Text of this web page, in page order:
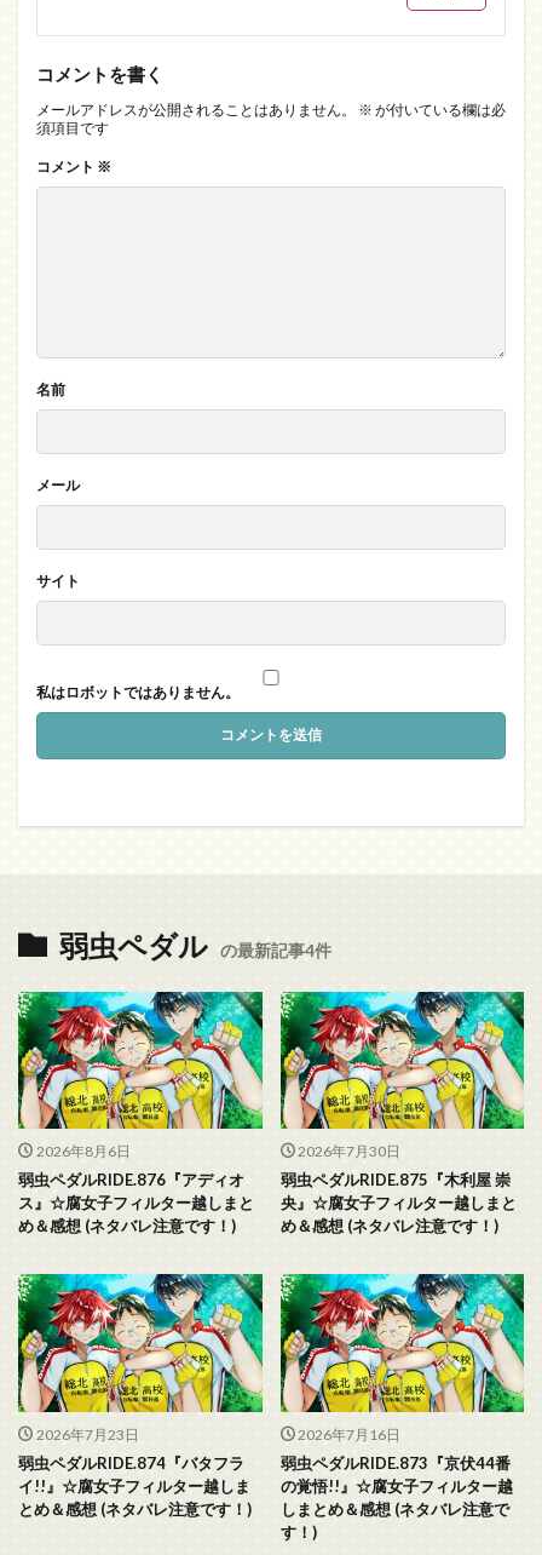
コメントを書く
メールアドレスが公開されることはありません。 ※ が付いている欄は必
須項目です
コメント ※
名前
メール
サイト
私はロボットではありません。
弱虫ペダル の最新記事4件
2026年8月6日
弱虫ペダルRIDE.876『アディオ
ス』☆腐女子フィルター越しまと
め＆感想 (ネタバレ注意です！)
2026年7月30日
弱虫ペダルRIDE.875『木利屋 崇
央』☆腐女子フィルター越しまと
め＆感想 (ネタバレ注意です！)
2026年7月23日
弱虫ペダルRIDE.874『バタフラ
イ!!』☆腐女子フィルター越しま
とめ＆感想 (ネタバレ注意です！)
2026年7月16日
弱虫ペダルRIDE.873『京伏44番
の覚悟!!』☆腐女子フィルター越
しまとめ＆感想 (ネタバレ注意で
す！)